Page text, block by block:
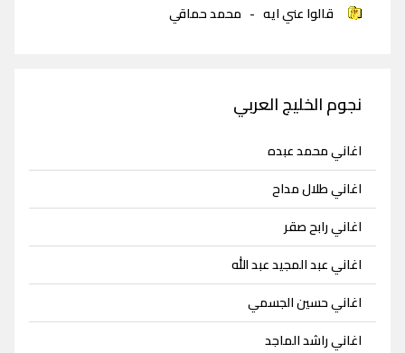
قالوا عني ايه - محمد حماقي
نجوم الخليج العربي
اغاني محمد عبده
اغاني طلال مداح
اغاني رابح صقر
اغاني عبد المجيد عبد الله
اغاني حسين الجسمي
اغاني راشد الماجد